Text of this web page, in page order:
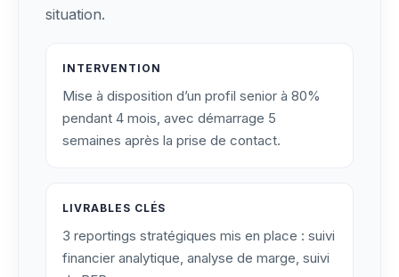
situation.
INTERVENTION
Mise à disposition d’un profil senior à 80%
pendant 4 mois, avec démarrage 5
semaines après la prise de contact.
LIVRABLES CLÉS
3 reportings stratégiques mis en place : suivi
financier analytique, analyse de marge, suivi